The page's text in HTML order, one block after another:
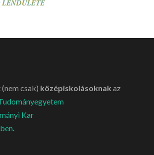
csak) középiskolásoknak az
Kar
.